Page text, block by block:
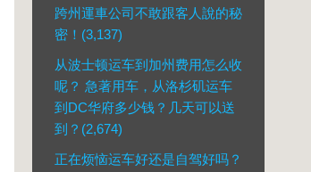
跨州運車公司不敢跟客人說的秘
密！(3,137)
从波士顿运车到加州费用怎么收
呢？ 急著用车，从洛杉矶运车
到DC华府多少钱？几天可以送
到？(2,674)
正在烦恼运车好还是自驾好吗？